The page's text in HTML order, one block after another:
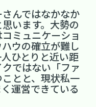
んではなかなか
います。大勢の
ミュニケーショ
ウの確立が難し
ひとりと近い距
ではない「ファ
とと、現状私一
運営できている